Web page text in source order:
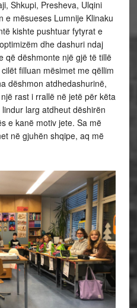
Shkupi, Presheva, Ulqini
e mësueses Lumnije Klinaku
kishte pushtuar fytyrat e
dhe dashuri ndaj
që dëshmonte një gjë të tillë
filluan mësimet me qëllim
dëshmon atdhedashurinë,
rast i rrallë në jetë për këta
larg atdheut dëshirën
e kanë motiv jete. Sa më
në gjuhën shqipe, aq më